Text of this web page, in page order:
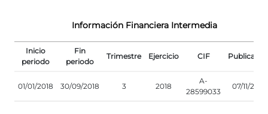
Información Financiera Intermedia
Inicio
periodo
Fin
periodo
Trimestre Ejercicio CIF
01/01/2018 30/09/2018 3 2018
A-
28599033
07/11/2018